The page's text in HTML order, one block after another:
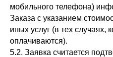
мобильного телефона)
Заказа с указанием
иных услуг (в тех случаях,
оплачиваются).
5.2. Заявка считается